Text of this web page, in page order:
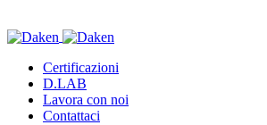
Certificazioni
D.LAB
Lavora con noi
Contattaci